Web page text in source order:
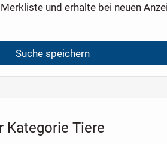
und erhalte bei neuen
Suche speichern
Kategorie Tiere